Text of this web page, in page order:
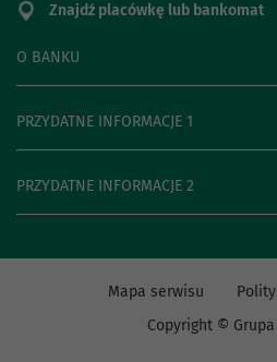
O BANKU
PRZYDATNE INFORMACJE 1
PRZYDATNE INFORMACJE 2
Znajdź placówkę lub bankomat
Mapa serwisu
Copyright © Grupa